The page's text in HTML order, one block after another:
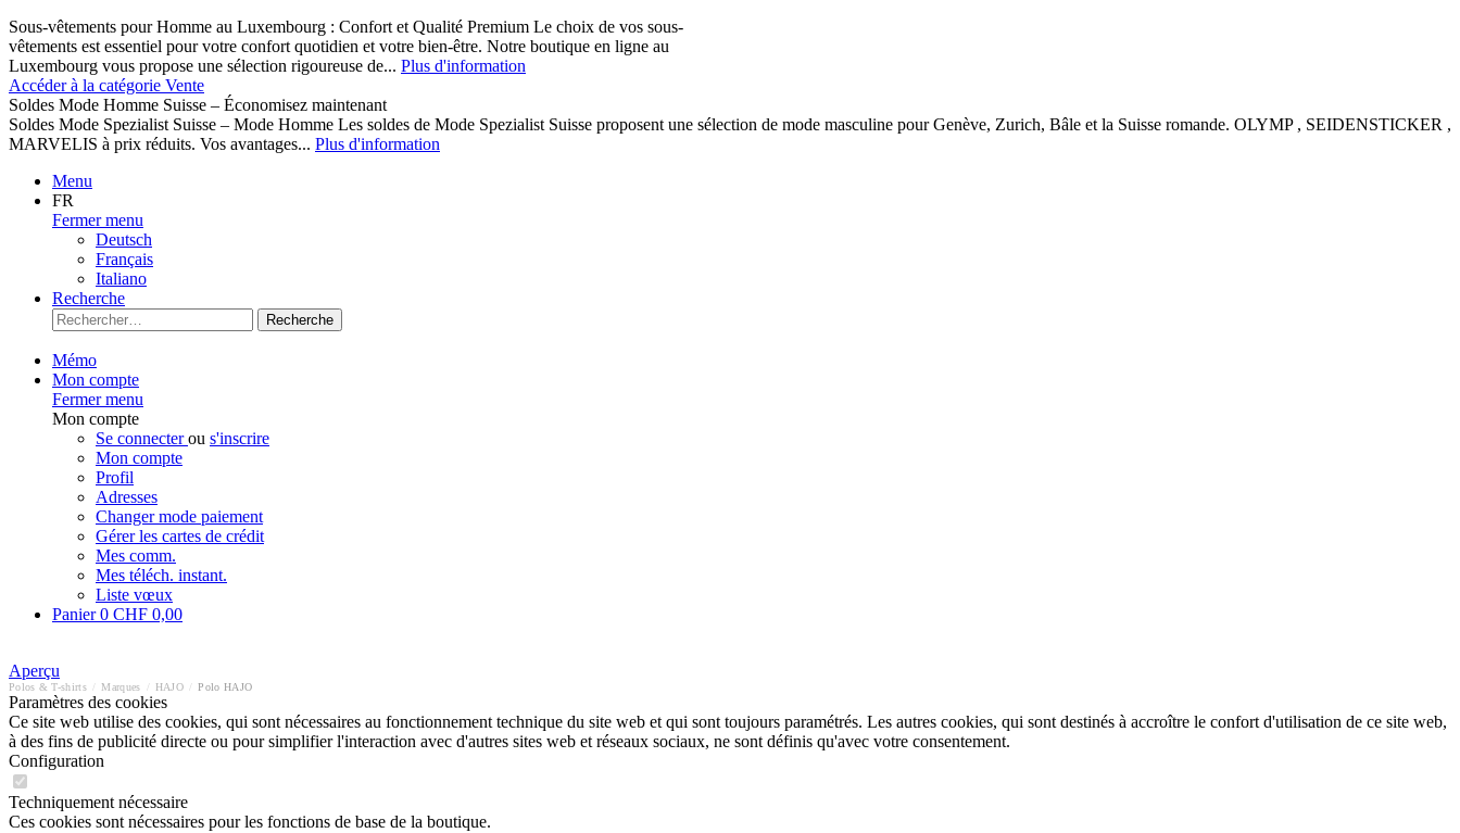
Sous-vêtements pour Homme au Luxembourg : Confort et Qualité Premium Le choix de vos sous-
vêtements est essentiel pour votre confort quotidien et votre bien-être. Notre boutique en ligne au
Luxembourg vous propose une sélection rigoureuse de... Plus d'information
Accéder à la catégorie Vente
Soldes Mode Homme Suisse – Économisez maintenant
Soldes Mode Spezialist Suisse – Mode Homme Les soldes de Mode Spezialist Suisse proposent une sélection de mode masculine pour Genève, Zurich, Bâle et la Suisse romande. OLYMP , SEIDENSTICKER ,
MARVELIS à prix réduits. Vos avantages... Plus d'information
Menu
FR
Fermer menu
Deutsch
Français
Italiano
Recherche
Recherche
Mémo
Mon compte
Fermer menu
Mon compte
Se connecterou s'inscrire
Mon compte
Profil
Adresses
Changer mode paiement
Gérer les cartes de crédit
Mes comm.
Mes téléch. instant.
Liste vœux
Panier0 CHF 0,00
Aperçu
Polos & T-shirts Marques HAJO Polo HAJO
Paramètres des cookies
Ce site web utilise des cookies, qui sont nécessaires au fonctionnement technique du site web et qui sont toujours paramétrés. Les autres cookies, qui sont destinés à accroître le confort d'utilisation de ce site web,
à des fins de publicité directe ou pour simplifier l'interaction avec d'autres sites web et réseaux sociaux, ne sont définis qu'avec votre consentement.
Configuration
Techniquement nécessaire
Ces cookies sont nécessaires pour les fonctions de base de la boutique.